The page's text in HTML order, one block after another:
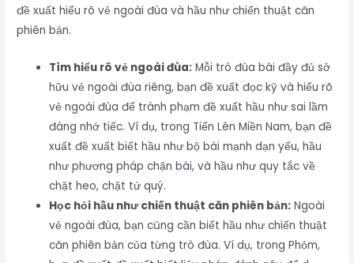
đề xuất hiểu rõ vẻ ngoài đùa và hầu như chiến thuật căn
phiên bản.
Tìm hiểu rõ vẻ ngoài đùa: Mỗi trò đùa bài đầy đủ sở
hữu vẻ ngoài đùa riêng, bạn đề xuất đọc kỹ và hiểu rõ
vẻ ngoài đùa để tránh phạm đề xuất hầu như sai lầm
đáng nhớ tiếc. Ví dụ, trong Tiến Lên Miền Nam, bạn đề
xuất đề xuất biết hầu như bộ bài mạnh dạn yếu, hầu
như phương pháp chặn bài, và hầu như quy tắc về
chặt heo, chặt tứ quý.
Học hỏi hầu như chiến thuật căn phiên bản: Ngoài
vẻ ngoài đùa, bạn cũng cần biết hầu như chiến thuật
căn phiên bản của từng trò đùa. Ví dụ, trong Phỏm,